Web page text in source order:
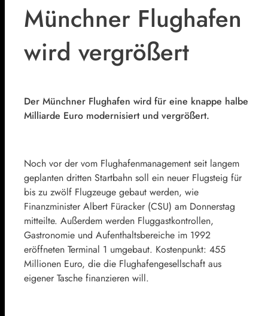
Münchner Flughafen
wird vergrößert
Der Münchner Flughafen wird für eine knappe halbe
Milliarde Euro modernisiert und vergrößert.
Noch vor der vom Flughafenmanagement seit langem
geplanten dritten Startbahn soll ein neuer Flugsteig für
bis zu zwölf Flugzeuge gebaut werden, wie
Finanzminister Albert Füracker (CSU) am Donnerstag
mitteilte. Außerdem werden Fluggastkontrollen,
Gastronomie und Aufenthaltsbereiche im 1992
eröffneten Terminal 1 umgebaut. Kostenpunkt: 455
Millionen Euro, die die Flughafengesellschaft aus
eigener Tasche finanzieren will.